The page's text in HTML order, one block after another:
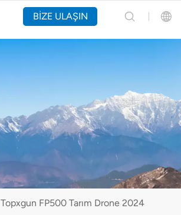
BİZE ULAŞIN
Русский
Português(Portugal)
Português(Brasil)
Türkçe
Topxgun FP500 Tarım Drone 2024